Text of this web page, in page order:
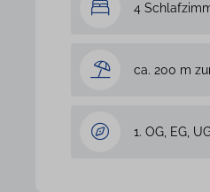
4
ca. 200 m
1. OG, EG,